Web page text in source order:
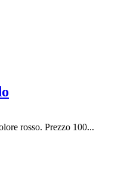
rosso. Prezzo 100...